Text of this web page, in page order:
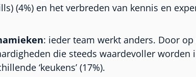
(4%) en het verbreden van kennis en
: ieder team werkt anders. Door
die steeds waardevoller
‘keukens’ (17%).